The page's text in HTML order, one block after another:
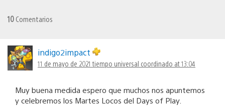
10 Comentarios
indigo2impact
11 de mayo de 2021 tiempo universal coordinado at 13:04
Muy buena medida espero que muchos nos apuntemos
y celebremos los Martes Locos del Days of Play.